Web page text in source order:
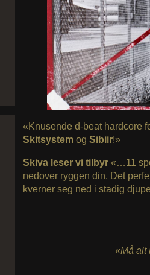
«Knusende d-beat hardcore
Skitsystem og Sibiir!»
Skiva leser vi tilbyr«…11
nedover ryggen din. Det
kverner seg ned i stadig
«Må alt